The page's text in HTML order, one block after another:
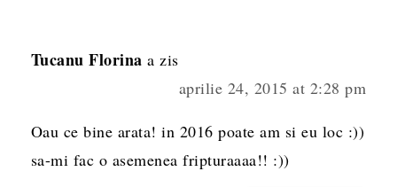
Tucanu Florina a zis
aprilie 24, 2015 at 2:28 pm
Oau ce bine arata! in 2016 poate am si eu loc :))
sa-mi fac o asemenea fripturaaaa!! :))